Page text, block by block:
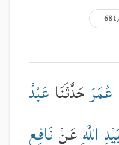
عُمَرَحَدَّثَنَا عَبْدُ
اللَّهِعَنْ نَافِعٍ